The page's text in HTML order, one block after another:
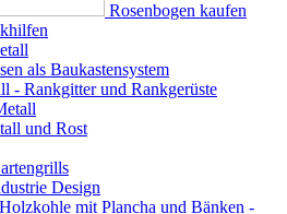
Rosenbogen kaufen
als Baukastensystem
- Rankgitter und Rankgerüste
und Rost
Design
mit Plancha und Bänken -